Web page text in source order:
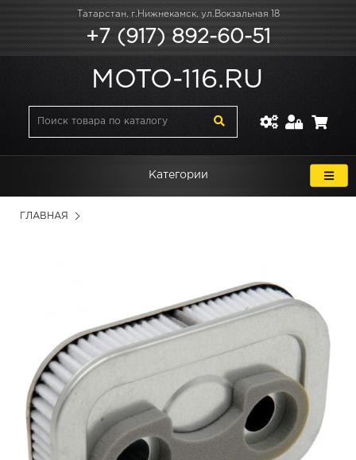
Татарстан, г.Нижнекамск, ул.Вокзальная 18
+7 (917) 892-60-51
MOTO-116.RU
Категории
ГЛАВНАЯ